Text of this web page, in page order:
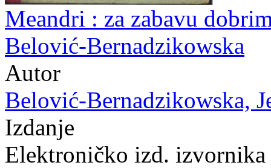
Meandri : za zabavu
Belović-Bernadzikowska
Autor
Belović-Bernadzikowska,
Izdanje
Elektroničko izd.